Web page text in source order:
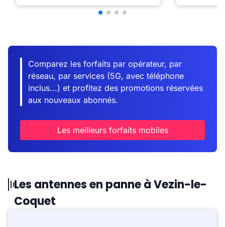
Comparez les forfaits par opérateur, par
réseau, par services (5G, avec téléphone
inclus...) et profitez des promotions réservées
aux nouveaux abonnés.
Les meilleurs forfaits mobiles
Les antennes en panne à Vezin-le-
Coquet